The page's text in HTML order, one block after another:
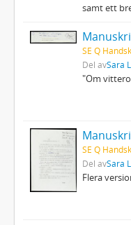
samt ett
SE Q
Del avSara
"Om
SE Q
Del avSara
Flera